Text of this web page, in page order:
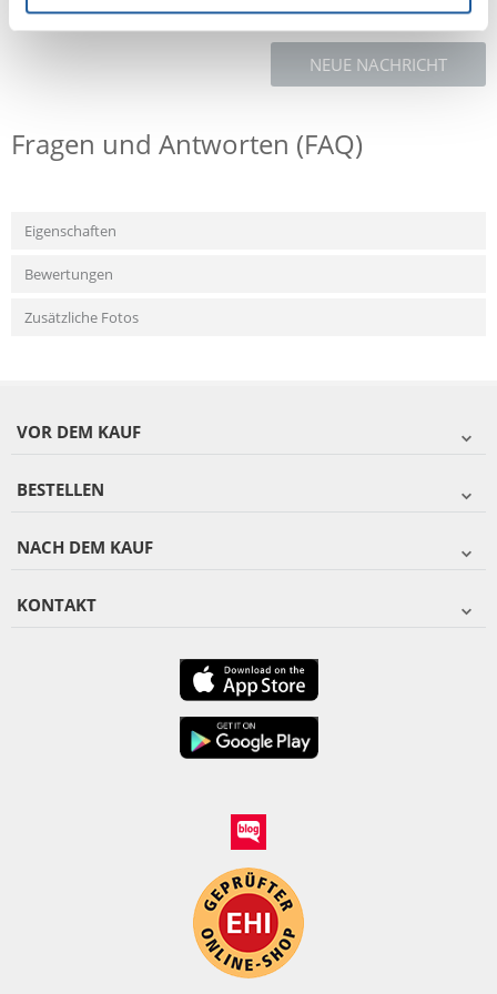
NEUE NACHRICHT
Fragen und Antworten (FAQ)
Eigenschaften
Bewertungen
Zusätzliche Fotos
VOR DEM KAUF
BESTELLEN
NACH DEM KAUF
KONTAKT